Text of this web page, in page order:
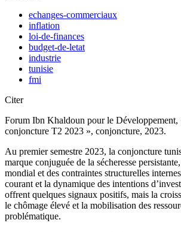
echanges-commerciaux
inflation
loi-de-finances
budget-de-letat
industrie
tunisie
fmi
Citer
Forum Ibn Khaldoun pour le
conjoncture T2 2023 », conjoncture, 2023.
Au premier semestre 2023, la conjoncture
marque conjuguée de la sécheresse
mondial et des contraintes structurelles
courant et la dynamique des intentions
offrent quelques signaux positifs, mais la
le chômage élevé et la mobilisation des
problématique.